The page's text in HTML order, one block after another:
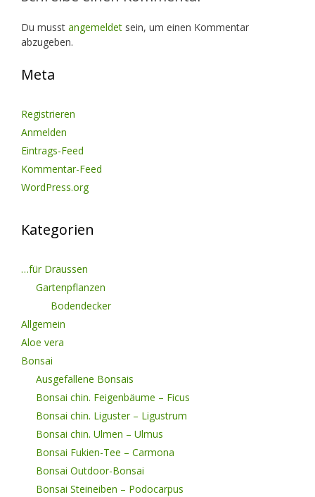
Du musst angemeldet sein, um einen Kommentar
abzugeben.
Meta
Registrieren
Anmelden
Eintrags-Feed
Kommentar-Feed
WordPress.org
Kategorien
…für Draussen
Gartenpflanzen
Bodendecker
Allgemein
Aloe vera
Bonsai
Ausgefallene Bonsais
Bonsai chin. Feigenbäume – Ficus
Bonsai chin. Liguster – Ligustrum
Bonsai chin. Ulmen – Ulmus
Bonsai Fukien-Tee – Carmona
Bonsai Outdoor-Bonsai
Bonsai Steineiben – Podocarpus